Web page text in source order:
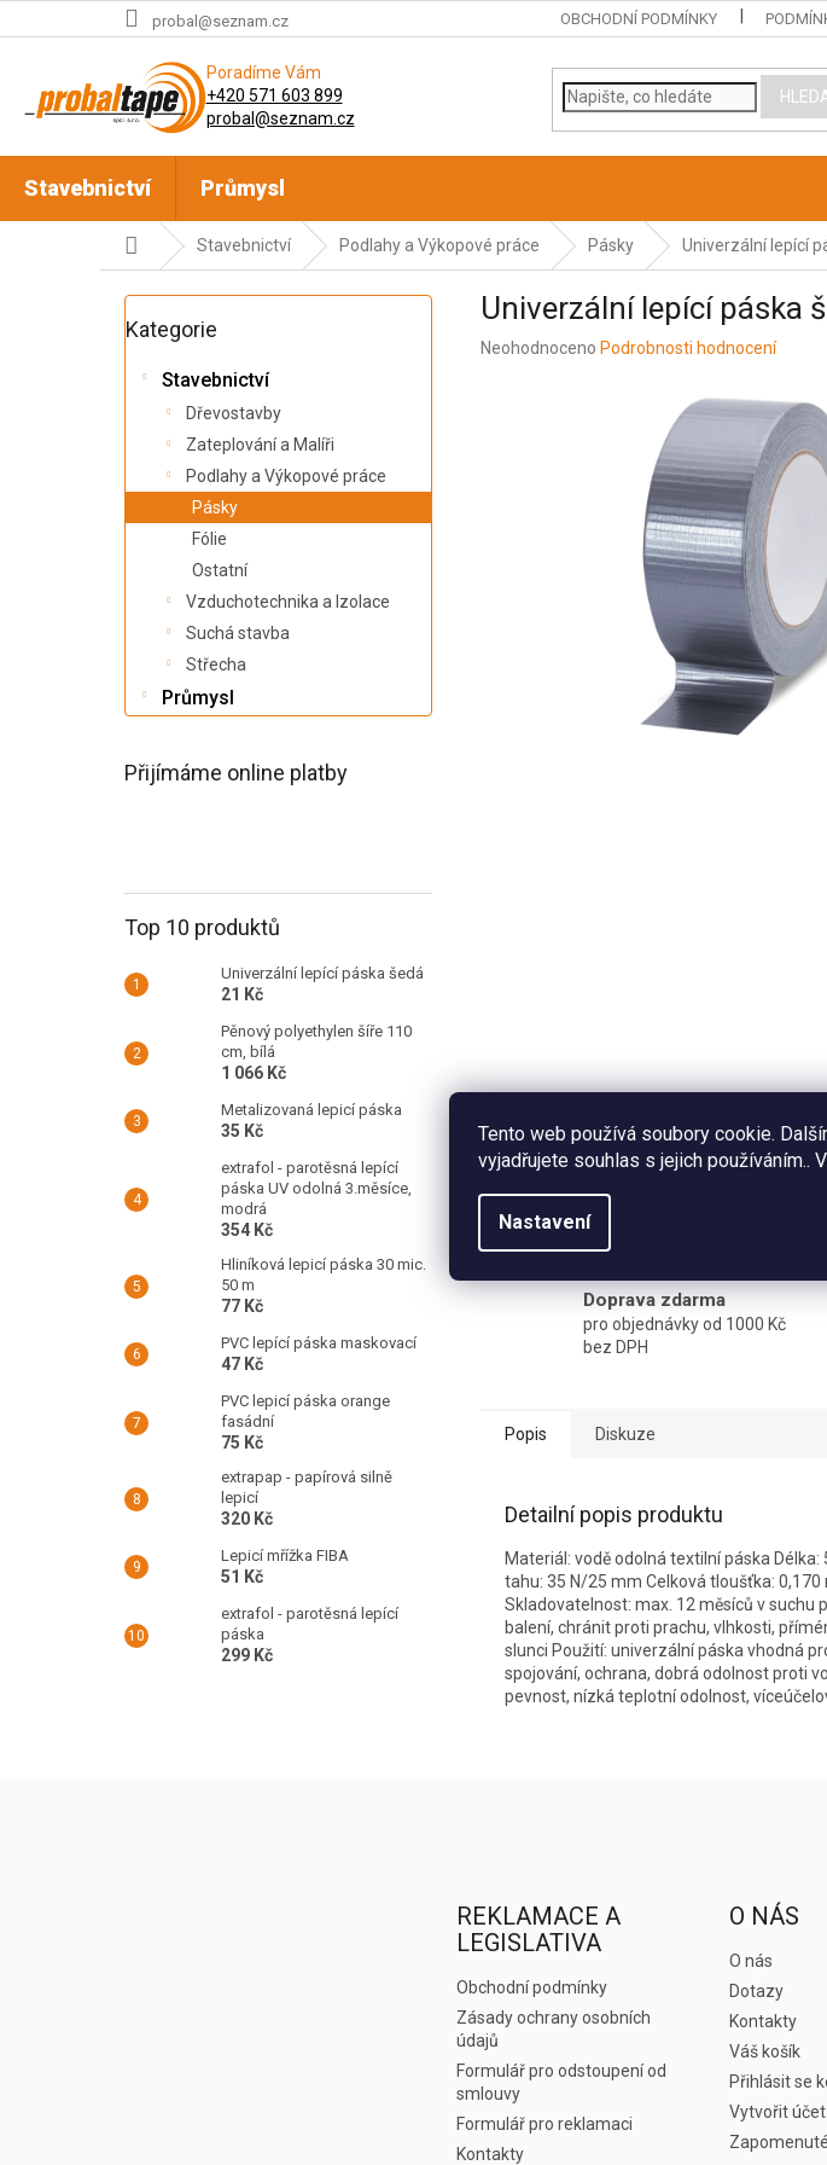
Tento web používá soubory cookie.
vyjadřujete souhlas s jejich používáním..
Nastavení
na
probal@seznam.cz OBCHODNÍ PODMÍNKY
Poradíme Vám
+420 571 603 899
probal@seznam.cz
Stavebnictví Průmysl
Domů Stavebnictví Podlahy a Výkopové práce Pásky Univerzální lepící
Přeskočit
kategorie
Kategorie
Stavebnictví
Dřevostavby
Zateplování a Malíři
Podlahy a Výkopové práce
Pásky
Fólie
Ostatní
Vzduchotechnika a Izolace
Suchá stavba
Střecha
Průmysl
Přijímáme online platby
Top 10 produktů
Univerzální lepící páska šedá
21 Kč
Pěnový polyethylen šíře 110
cm, bílá
1 066 Kč
Metalizovaná lepicí páska
35 Kč
extrafol - parotěsná lepící
páska UV odolná 3.měsíce,
modrá
354 Kč
Hliníková lepicí páska 30 mic.
50 m
77 Kč
PVC lepící páska maskovací
47 Kč
PVC lepicí páska orange
fasádní
75 Kč
extrapap - papírová silně
lepicí
320 Kč
Lepicí mřížka FIBA
51 Kč
extrafol - parotěsná lepící
páska
299 Kč
Univerzální lepící páska
Průměrné
Neohodnoceno Podrobnosti hodnocení
Doprava zdarma
pro objednávky od 1000 Kč
bez DPH
Popis Diskuze
Detailní popis produktu
Materiál: vodě odolná textilní páska
tahu: 35 N/25 mm Celková tloušťka:
Skladovatelnost: max. 12 měsíců v suchu
balení, chránit proti prachu, vlhkosti,
slunci Použití: univerzální páska vhodná
spojování, ochrana, dobrá odolnost proti
pevnost, nízká teplotní odolnost,
REKLAMACE A
LEGISLATIVA
Obchodní podmínky
Zásady ochrany osobních
údajů
Formulář pro odstoupení od
smlouvy
Formulář pro reklamaci
Kontakty
O NÁS
O nás
Dotazy
Kontakty
Váš košík
Přihlásit se
Vytvořit účet